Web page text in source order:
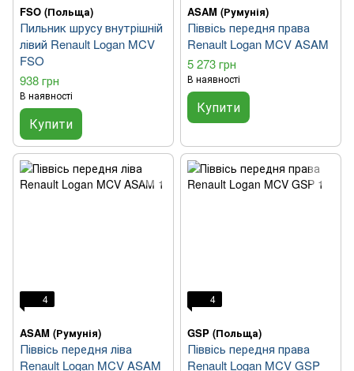
FSO (Польща)
Пильник шрусу внутрішній
лівий Renault Logan MCV
FSO
938 грн
В наявності
Купити
ASAM (Румунія)
Піввісь передня права
Renault Logan MCV ASAM
5 273 грн
В наявності
Купити
4
ASAM (Румунія)
Піввісь передня ліва
Renault Logan MCV ASAM
4
GSP (Польща)
Піввісь передня права
Renault Logan MCV GSP